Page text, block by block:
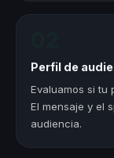
Perfil de
Evaluamos si tu
El mensaje y el
audiencia.